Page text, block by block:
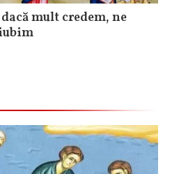
mult credem, ne